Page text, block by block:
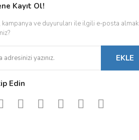
Kayıt Ol!
kampanya ve duyuruları ile ilgili e-posta almak
EKLE
Edin